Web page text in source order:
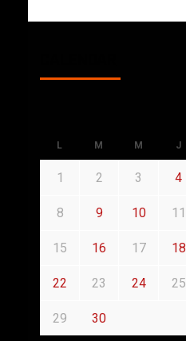
L M M J
1 2 3 4
8 9 10 11
15 16 17 18
22 23 24 25
29 30